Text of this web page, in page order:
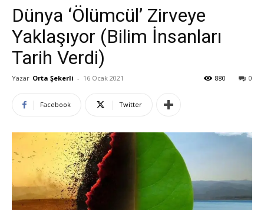
Dünya ‘Ölümcül’ Zirveye
Yaklaşıyor (Bilim İnsanları
Tarih Verdi)
Yazar Orta Şekerli - 16 Ocak 2021 0
880
Facebook Twitter